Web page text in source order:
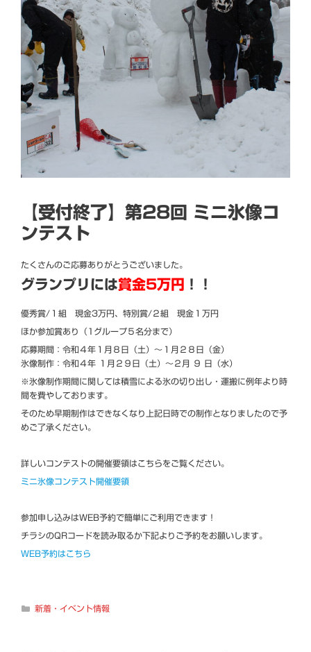
【受付終了】第28回 ミニ氷像コ
ンテスト
たくさんのご応募ありがとうございました。
グランプリには賞金5万円 ！！
優秀賞/１組 現金3万円、特別賞/２組 現金１万円
ほか参加賞あり（1グループ５名分まで）
応募期間：令和４年１月８日（土）～１月２８日（金）
氷像制作：令和４年 １月２９日（土）～２月 ９ 日（水）
※氷像制作期間に関しては積雪による氷の切り出し・運搬に例年より時
間を費やしております。
そのため早期制作はできなくなり上記日時での制作となりましたので予
めご了承ください。
詳しいコンテストの開催要領はこちらをご覧ください。
ミニ氷像コンテスト開催要領
参加申し込みはWEB予約で簡単にご利用できます！
チラシのQRコードを読み取るか下記よりご予約をお願いします。
WEB予約はこちら
カ
新着・イベント情報